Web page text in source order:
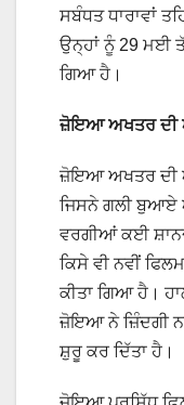
ਸਬੰਧਤ ਧਾਰਾਵਾਂ
ਉਨ੍ਹਾਂ ਨੂੰ 29 ਮਈ
ਗਿਆ ਹੈ।
ਜ਼ੋਇਆ ਅਖਤਰ ਦੀ
ਜ਼ੋਇਆ ਅਖਤਰ ਦੀ
ਜਿਸਨੇ ਗਲੀ ਬੁਆਏ
ਵਰਗੀਆਂ ਕਈ
ਕਿਸੇ ਵੀ ਨਵੀਂ
ਕੀਤਾ ਗਿਆ ਹੈ।
ਜ਼ੋਇਆ ਨੇ ਜ਼ਿੰਦਗੀ
ਸ਼ੁਰੂ ਕਰ ਦਿੱਤਾ ਹੈ।